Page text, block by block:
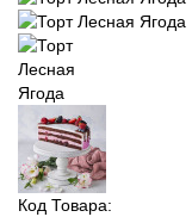
Код Товара: